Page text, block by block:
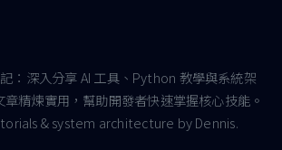
：深入分享 AI 工具、Python 教學與系統架
精煉實用，幫助開發者快速掌握核心技能。
& system architecture by Dennis.